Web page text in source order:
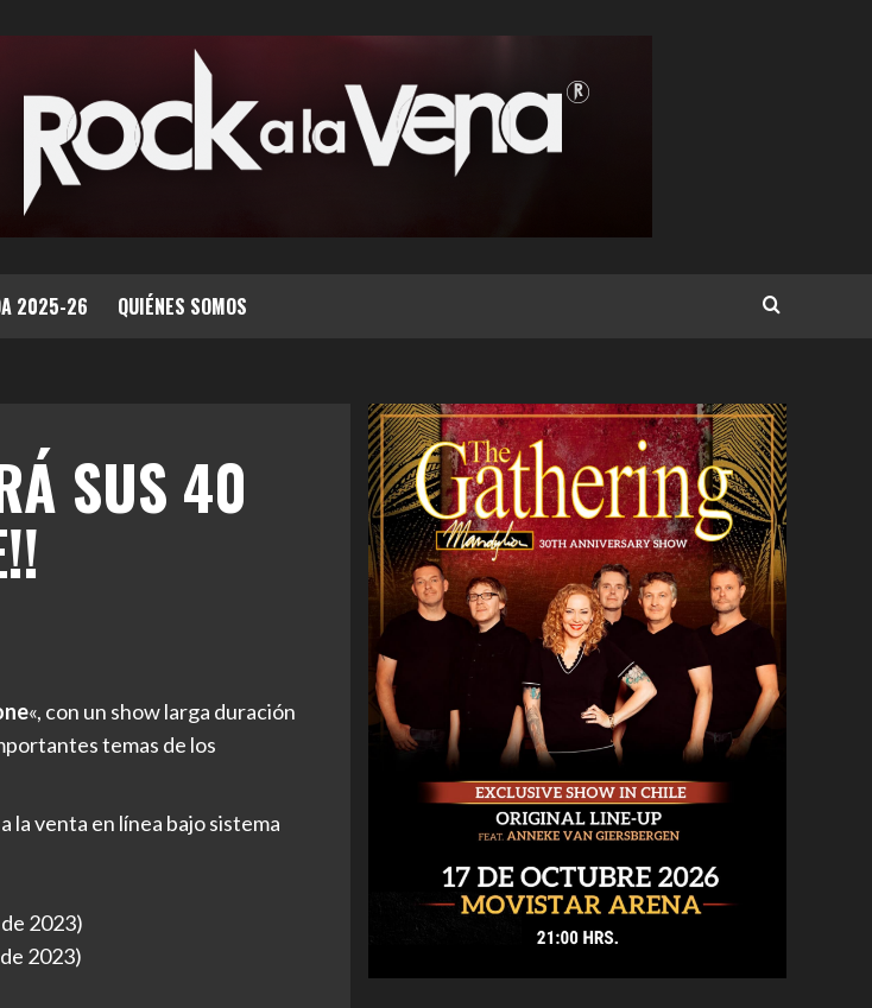
2025-26 QUIÉNES SOMOS
SUS 40
«, con un show larga duración
temas de los
la venta en línea bajo sistema
2023)
2023)